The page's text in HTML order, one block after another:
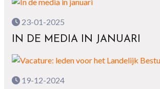
23-01-2025
IN DE MEDIA IN JANUARI
19-12-2024